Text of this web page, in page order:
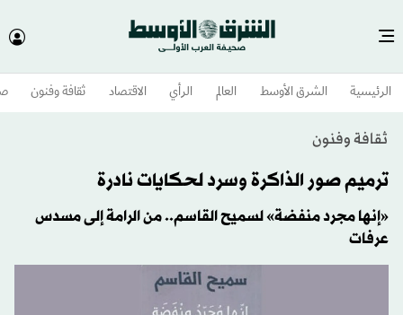
الرئيسية الشرق الأوسط​ العالم الرأي الاقتصاد ثقافة وفنون
ثقافة وفنون
ترميم صور الذاكرة وسرد لحكايات نادرة
«إنها مجرد منفضة» لسميح القاسم.. من الرامة إلى مسدس
عرفات